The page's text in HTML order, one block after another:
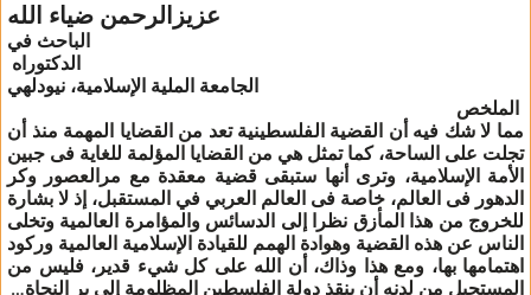
عزيزالرحمن ضياء الله
الباحث في
الدكتوراه
الجامعة الملية الإسلامية، نيودلهي
الملخص
مما لا شك فيه أن القضية الفلسطينية تعد من القضايا المهمة منذ أن
تجلت على الساحة، كما تمثل هي من القضايا المؤلمة للغاية فى جبين
الأمة الإسلامية، وترى أنها ستبقى قضية معقدة مع مرالعصور وكر
الدهور فى العالم، خاصة فى العالم العربي في المستقبل، إذ لا بشارة
للخروج من هذا المأزق نظرا إلى الدسائس والمؤامرة العالمية وتخلى
الناس عن هذه القضية وهوادة الهمم للقيادة الإسلامية العالمية وركود
اهتمامها بها، ومع هذا وذاك، أن الله على كل شيء قدير، فليس من
المستحيل من لدنه أن ينقذ دولة الفلسطين المظلومة إلى بر النجاة…